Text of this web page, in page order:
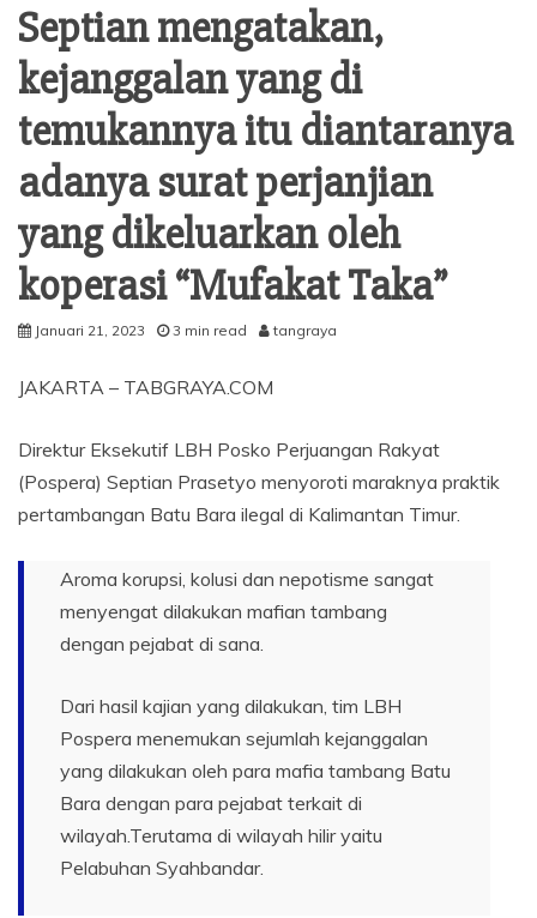
Septian mengatakan,
kejanggalan yang di
temukannya itu diantaranya
adanya surat perjanjian
yang dikeluarkan oleh
koperasi “Mufakat Taka”
Januari 21, 2023 3 min read tangraya
JAKARTA – TABGRAYA.COM
Direktur Eksekutif LBH Posko Perjuangan Rakyat
(Pospera) Septian Prasetyo menyoroti maraknya praktik
pertambangan Batu Bara ilegal di Kalimantan Timur.
Aroma korupsi, kolusi dan nepotisme sangat
menyengat dilakukan mafian tambang
dengan pejabat di sana.
Dari hasil kajian yang dilakukan, tim LBH
Pospera menemukan sejumlah kejanggalan
yang dilakukan oleh para mafia tambang Batu
Bara dengan para pejabat terkait di
wilayah.Terutama di wilayah hilir yaitu
Pelabuhan Syahbandar.